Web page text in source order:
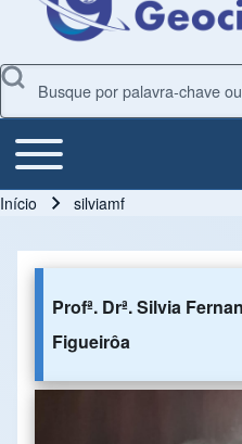
Search
Main Menu
Toggle main menu
Início silviamf
Profª. Drª. Silvia
Figueirôa